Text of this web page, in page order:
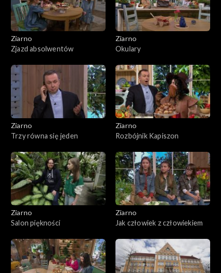
Ziarno
Zjazd absolwentów
Ziarno
Okulary
Ziarno
Trzy równa się jeden
Ziarno
Rozbójnik Kapiszon
Ziarno
Salon piękności
Ziarno
Jak człowiek z człowiekiem